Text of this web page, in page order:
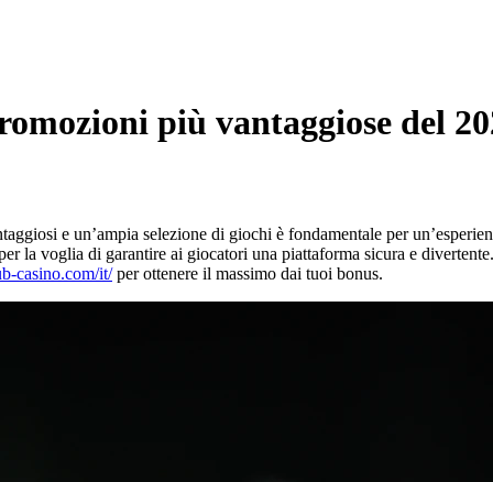
più vantaggiose del
e un’ampia selezione di giochi è fondamentale per
la voglia di garantire ai giocatori una piattaforma sicura e
casino.com/it/per ottenere il massimo dai tuoi bonus.